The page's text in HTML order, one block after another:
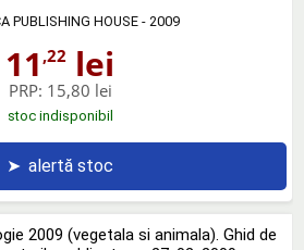
PUBLISHING HOUSE- 2009
11 ,22 lei
PRP: 15,80 lei
stoc indisponibil
➤ alertă stoc